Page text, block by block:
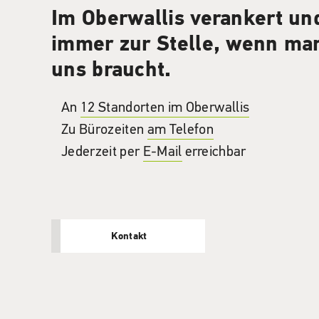
Im Oberwallis verankert
immer zur Stelle, wenn
uns braucht.
An 12 Standorten im Oberwallis
Zu Bürozeiten am Telefon
Jederzeit per E-Mail erreichbar
Kontakt